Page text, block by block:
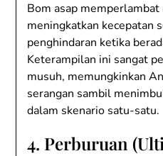
Bom asap
meningkatkan kecepatan
penghindaran ketika
Keterampilan ini sangat
musuh, memungkinkan
serangan sambil
dalam skenario satu-satu.
4. Perburuan